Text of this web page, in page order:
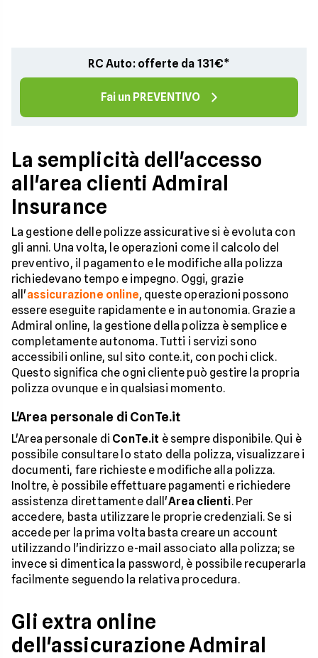
RC Auto: offerte da 131€*
Fai un PREVENTIVO
La semplicità dell'accesso
all'area clienti Admiral
Insurance
La gestione delle polizze assicurative si è evoluta con
gli anni. Una volta, le operazioni come il calcolo del
preventivo, il pagamento e le modifiche alla polizza
richiedevano tempo e impegno. Oggi, grazie
all'assicurazione online, queste operazioni possono
essere eseguite rapidamente e in autonomia. Grazie a
Admiral online, la gestione della polizza è semplice e
completamente autonoma. Tutti i servizi sono
accessibili online, sul sito conte.it, con pochi click.
Questo significa che ogni cliente può gestire la propria
polizza ovunque e in qualsiasi momento.
L'Area personale di ConTe.it
L'Area personale di ConTe.it è sempre disponibile. Qui è
possibile consultare lo stato della polizza, visualizzare i
documenti, fare richieste e modifiche alla polizza.
Inoltre, è possibile effettuare pagamenti e richiedere
assistenza direttamente dall'Area clienti. Per
accedere, basta utilizzare le proprie credenziali. Se si
accede per la prima volta basta creare un account
utilizzando l'indirizzo e-mail associato alla polizza; se
invece si dimentica la password, è possibile recuperarla
facilmente seguendo la relativa procedura.
Gli extra online
dell'assicurazione Admiral